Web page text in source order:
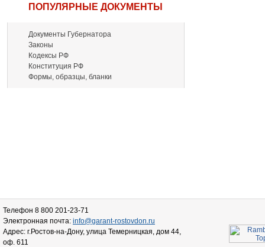
ПОПУЛЯРНЫЕ ДОКУМЕНТЫ
Документы Губернатора
Законы
Кодексы РФ
Конституция РФ
Формы, образцы, бланки
Телефон 8 800 201-23-71
Электронная почта: info@garant-rostovdon.ru
Адрес: г.Ростов-на-Дону, улица Темерницкая, дом 44,
оф. 611